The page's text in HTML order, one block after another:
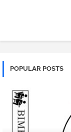
POPULAR POSTS